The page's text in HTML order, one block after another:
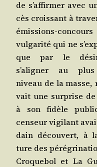
de s’affirmer avec
cès crois­sant à
émis­sions-concours
vul­ga­ri­té qui ne
que par le
s’aligner au
niveau de la
vait une sur­prise
à son fidèle
cen­seur vigi­lant
dain décou­vert, à
ture des
Cro­que­bol et La